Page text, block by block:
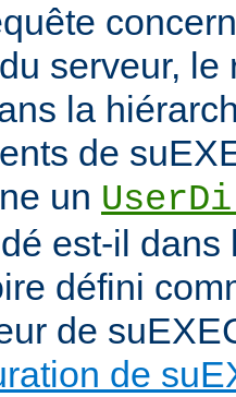
serveur,
la
de
un
est-il dans
défini
de
de